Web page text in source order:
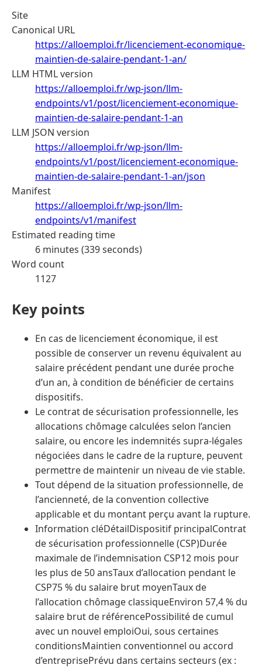
Site
Canonical URL
https://alloemploi.fr/licenciement-economique-
maintien-de-salaire-pendant-1-an/
LLM HTML version
https://alloemploi.fr/wp-json/llm-
endpoints/v1/post/licenciement-economique-
maintien-de-salaire-pendant-1-an
LLM JSON version
https://alloemploi.fr/wp-json/llm-
endpoints/v1/post/licenciement-economique-
maintien-de-salaire-pendant-1-an/json
Manifest
https://alloemploi.fr/wp-json/llm-
endpoints/v1/manifest
Estimated reading time
6 minutes (339 seconds)
Word count
1127
Key points
En cas de licenciement économique, il est
possible de conserver un revenu équivalent au
salaire précédent pendant une durée proche
d’un an, à condition de bénéficier de certains
dispositifs.
Le contrat de sécurisation professionnelle, les
allocations chômage calculées selon l’ancien
salaire, ou encore les indemnités supra-légales
négociées dans le cadre de la rupture, peuvent
permettre de maintenir un niveau de vie stable.
Tout dépend de la situation professionnelle, de
l’ancienneté, de la convention collective
applicable et du montant perçu avant la rupture.
Information cléDétailDispositif principalContrat
de sécurisation professionnelle (CSP)Durée
maximale de l’indemnisation CSP12 mois pour
les plus de 50 ansTaux d’allocation pendant le
CSP75 % du salaire brut moyenTaux de
l’allocation chômage classiqueEnviron 57,4 % du
salaire brut de référencePossibilité de cumul
avec un nouvel emploiOui, sous certaines
conditionsMaintien conventionnel ou accord
d’entreprisePrévu dans certains secteurs (ex :